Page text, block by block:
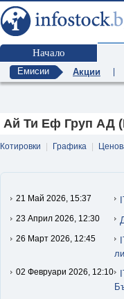
Начало
Емисии Акции
Ай Ти Еф Груп АД
Котировки Графика
21 Май 2026, 15:37
23 Април 2026, 12:30
26 Март 2026, 12:45
02 Февруари 2026, 12:10